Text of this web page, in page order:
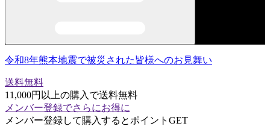
令和8年熊本地震で被災された皆様へのお見舞い
送料無料
11,000円以上の購入で送料無料
メンバー登録でさらにお得に
メンバー登録して購入するとポイントGET